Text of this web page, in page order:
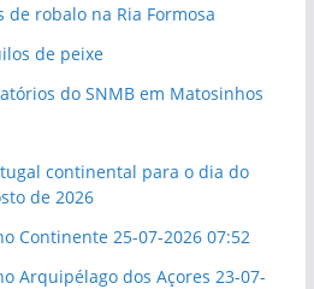
de robalo na Ria Formosa
de peixe
do SNMB em Matosinhos
continental para o dia do
de 2026
Continente 25-07-2026 07:52
Arquipélago dos Açores 23-07-